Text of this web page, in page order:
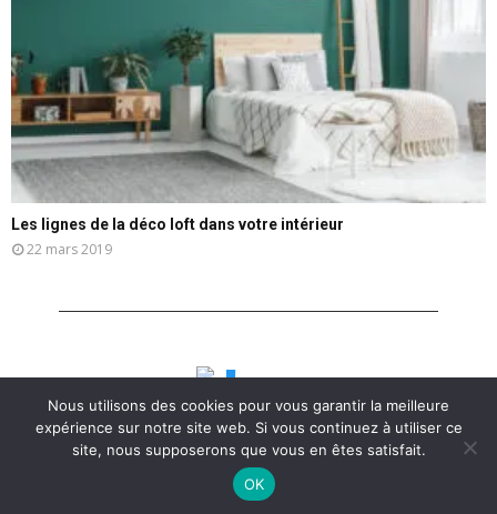
Les lignes de la déco loft dans votre intérieur
22 mars 2019
Nous utilisons des cookies pour vous garantir la meilleure
expérience sur notre site web. Si vous continuez à utiliser ce
site, nous supposerons que vous en êtes satisfait.
OK